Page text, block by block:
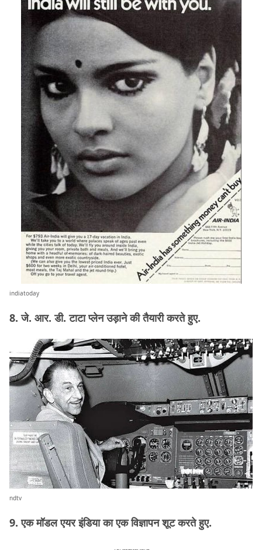
indiatoday
8. जे. आर. डी. टाटा प्लेन उड़ाने की तैयारी करते हुए.
ndtv
9. एक मॉडल एयर इंडिया का एक विज्ञापन शूट करते हुए.